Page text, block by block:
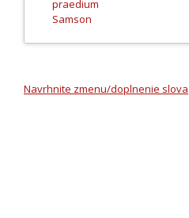
praedium
Samson
Navrhnite zmenu/doplnenie slova